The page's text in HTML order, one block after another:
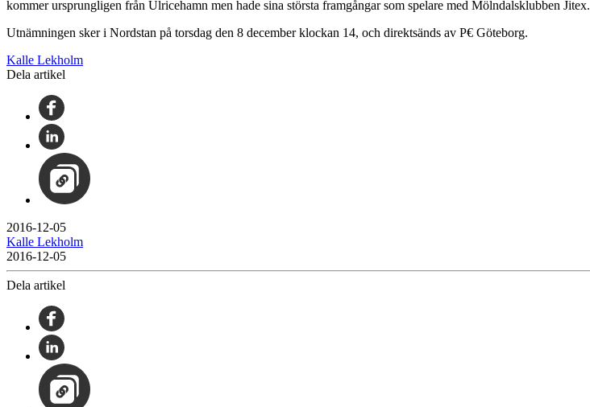
kommer ursprungligen från Ulricehamn men hade sina största framgångar som spelare med Mölndalsklubben Jitex.
Utnämningen sker i Nordstan på torsdag den 8 december klockan 14, och direktsänds av P€ Göteborg.
Kalle Lekholm
Dela artikel
2016-12-05
Kalle Lekholm
2016-12-05
Dela artikel